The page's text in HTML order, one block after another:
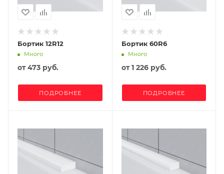
Бортик 12R12
Много
от473 руб.
ПОДРОБНЕЕ
Бортик 60R6
Много
от1 226 руб.
ПОДРОБНЕЕ